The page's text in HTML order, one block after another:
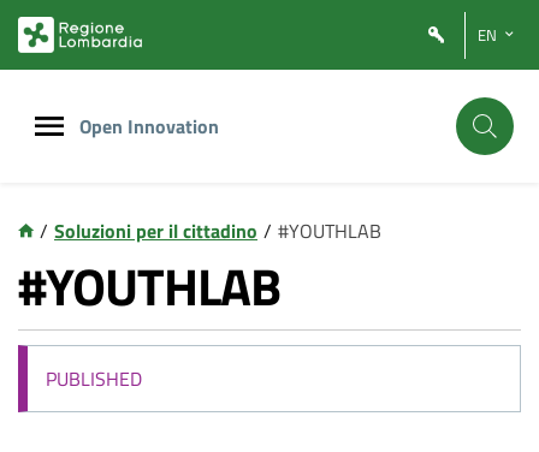
contenuto
footer
EN
Open Innovation
/ Soluzioni per il cittadino / #YOUTHLAB
#YOUTHLAB
PUBLISHED